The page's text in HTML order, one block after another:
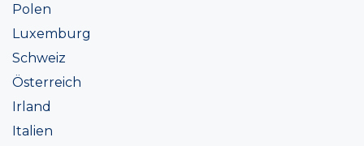
Polen
Luxemburg
Schweiz
Österreich
Irland
Italien